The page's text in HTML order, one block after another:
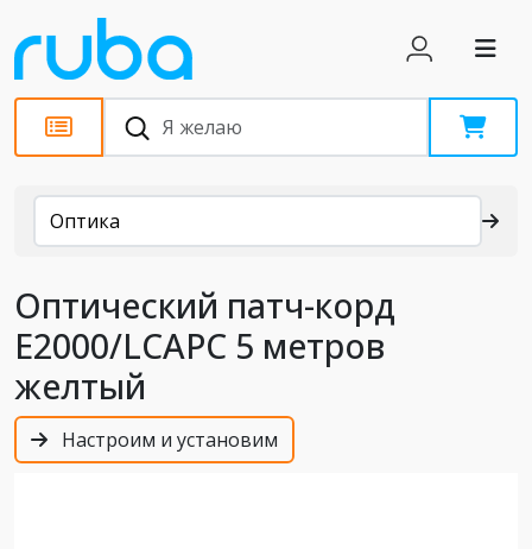
Каталог
Оптика
Оптический патч-корд
E2000/LCAPC 5 метров
желтый
Настроим и установим